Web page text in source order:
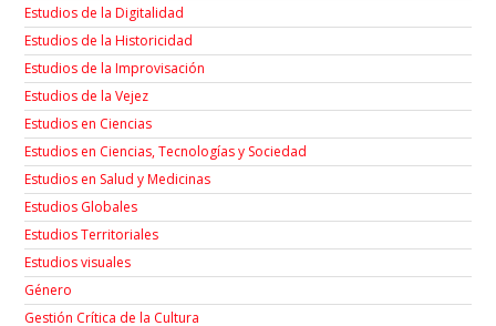
Estudios de la Digitalidad
Estudios de la Historicidad
Estudios de la Improvisación
Estudios de la Vejez
Estudios en Ciencias
Estudios en Ciencias, Tecnologías y Sociedad
Estudios en Salud y Medicinas
Estudios Globales
Estudios Territoriales
Estudios visuales
Género
Gestión Crítica de la Cultura